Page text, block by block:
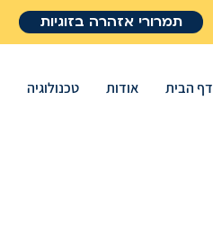
תמרורי אזהרה בזוגיות
דף הבית אודות טכנולוגיה